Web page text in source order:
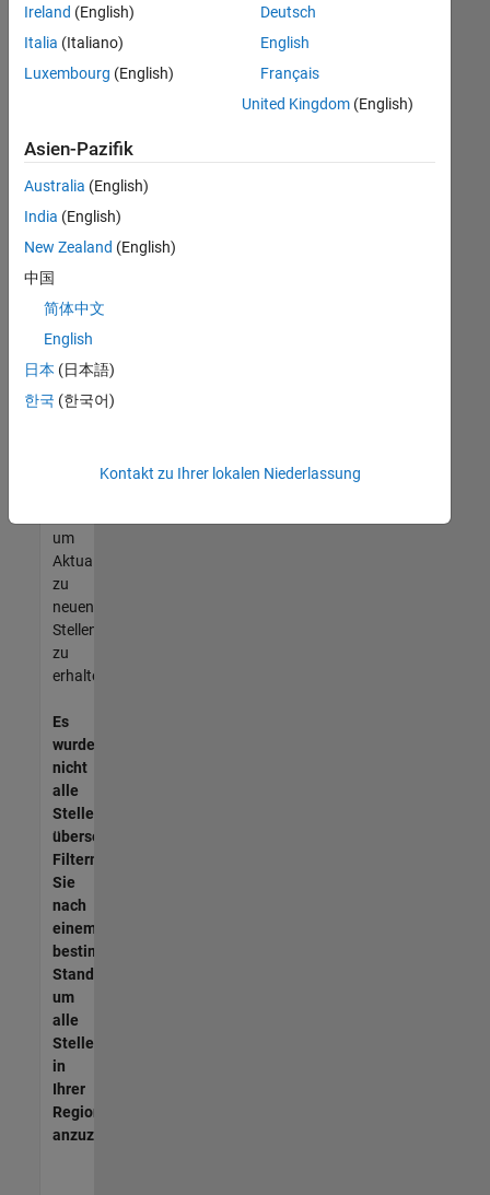
oder
alle
Stellenangebote
anzeigen .
noch
keine
offenen
Stellen
können,
die
Ihren
entsprechen,
werden
unseres
um
Aktualisierungen
zu
neuen
Stellenangeboten
zu
erhalten.
Es
wurden
nicht
alle
Stellen
übersetzt.
Filtern
Sie
nach
einem
bestimmten
Standort,
um
alle
Stellenangebote
in
Ihrer
Region
anzuzeigen.
Ireland (English)
Italia (Italiano)
Luxembourg (English)
Deutsch
English
Français
United Kingdom(English)
Asien-Pazifik
Australia (English)
India (English)
New Zealand (English)
中国
简体中文
English
日本 (日本語)
한국 (한국어)
Kontakt zu Ihrer lokalen Niederlassung